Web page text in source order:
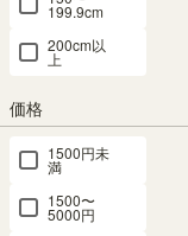
199.9cm
200cm以
上
価格
1500円未
満
1500〜
5000円